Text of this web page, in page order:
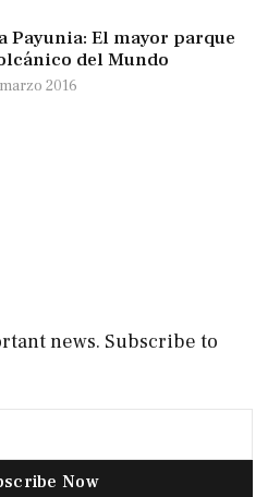
Payunia: El mayor parque
del Mundo
2016
news. Subscribe to
Now